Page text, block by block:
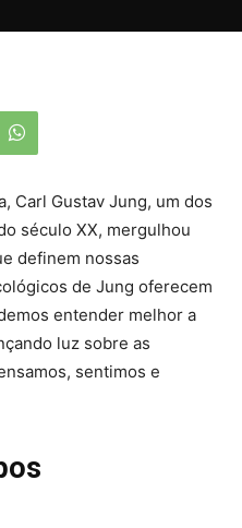
Carl Gustav Jung, um dos
século XX, mergulhou
definem nossas
de Jung oferecem
entender melhor a
luz sobre as
sentimos e